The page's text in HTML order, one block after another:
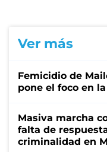
Ver más
Femicidio de
pone el foco en
Masiva marcha
falta de
criminalidad en